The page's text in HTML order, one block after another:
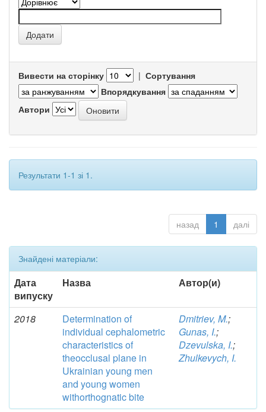
Вивести на сторінку | Сортування
Впорядкування
Автори
Результати 1-1 зі 1.
назад 1 далі
Знайдені матеріали:
Дата
випуску
Назва Автор(и)
2018
Determination of
individual cephalometric
characteristics of
theocclusal plane in
Ukrainian young men
and young women
withorthognatic bite
Dmitriev, M.;
Gunas, I.;
Dzevulska, I.;
Zhulkevych, I.